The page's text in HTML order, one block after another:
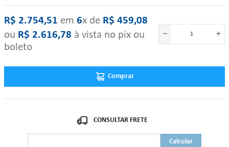
Pedal: ngulo Ajustável;
Eixo Dianteiro: Desmontável;
Pneu da Roda Traseira: Inflável 24?x 1 3/8?;
Aro de impulso: Alumínio Anodizado;
Estofamento de Assento: Nylon acolchoado;
Almofada: 5cm de espuma;
Profundidades do assento: 46 cm;
Alturas do encosto: 50 cm;
Altura dianteira do assento ao piso: 50 cm;
R$ 2.754,51 ‎ em‎ ‎ 6x de‎ ‎ R$ 459,08
ou R$ 2.616,78 à vista no pix ou
boleto
＋
－
Comprar